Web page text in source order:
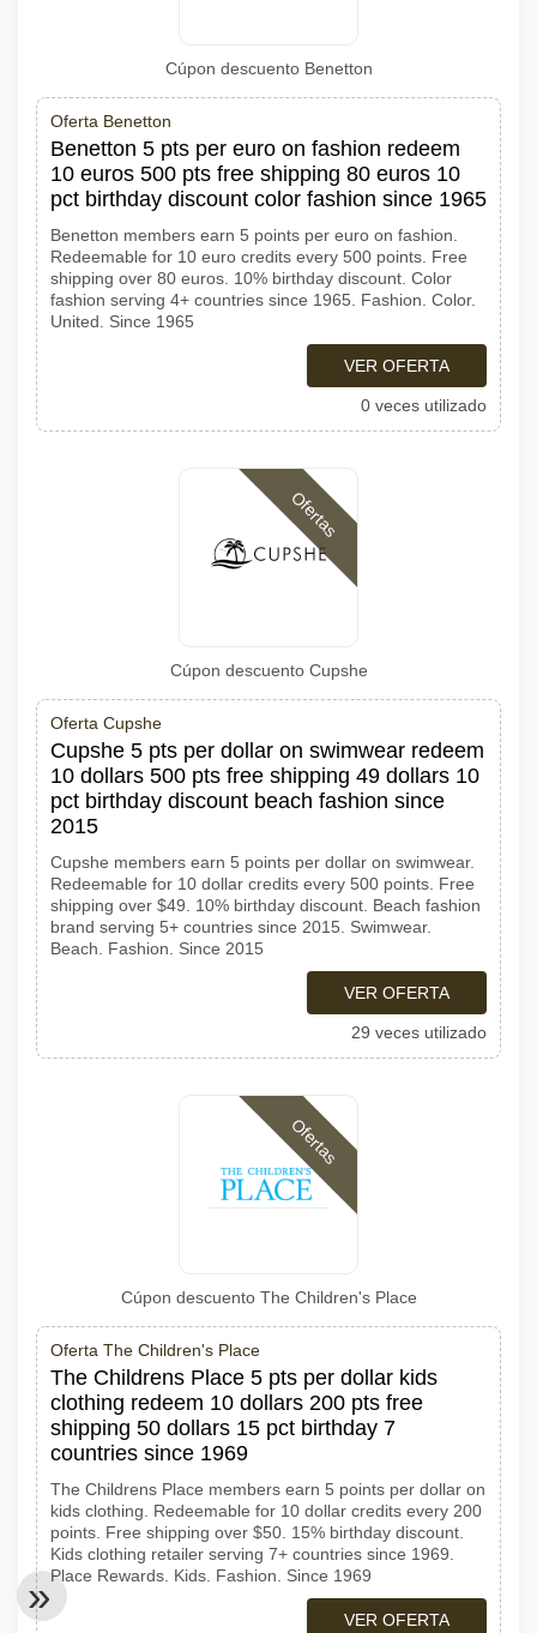
Cúpon descuento Benetton
Oferta Benetton
Benetton 5 pts per euro on fashion redeem
10 euros 500 pts free shipping 80 euros 10
pct birthday discount color fashion since 1965
Benetton members earn 5 points per euro on fashion.
Redeemable for 10 euro credits every 500 points. Free
shipping over 80 euros. 10% birthday discount. Color
fashion serving 4+ countries since 1965. Fashion. Color.
United. Since 1965
VER OFERTA
0 veces utilizado
Ofertas
Cúpon descuento Cupshe
Oferta Cupshe
Cupshe 5 pts per dollar on swimwear redeem
10 dollars 500 pts free shipping 49 dollars 10
pct birthday discount beach fashion since
2015
Cupshe members earn 5 points per dollar on swimwear.
Redeemable for 10 dollar credits every 500 points. Free
shipping over $49. 10% birthday discount. Beach fashion
brand serving 5+ countries since 2015. Swimwear.
Beach. Fashion. Since 2015
VER OFERTA
29 veces utilizado
Ofertas
Cúpon descuento The Children's Place
Oferta The Children's Place
The Childrens Place 5 pts per dollar kids
clothing redeem 10 dollars 200 pts free
shipping 50 dollars 15 pct birthday 7
countries since 1969
The Childrens Place members earn 5 points per dollar on
kids clothing. Redeemable for 10 dollar credits every 200
points. Free shipping over $50. 15% birthday discount.
Kids clothing retailer serving 7+ countries since 1969.
Place Rewards. Kids. Fashion. Since 1969
VER OFERTA